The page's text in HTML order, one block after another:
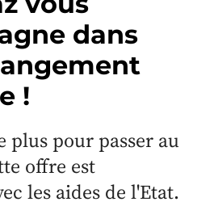
dans
!
plus pour passer au
offre est
les aides de l'Etat.